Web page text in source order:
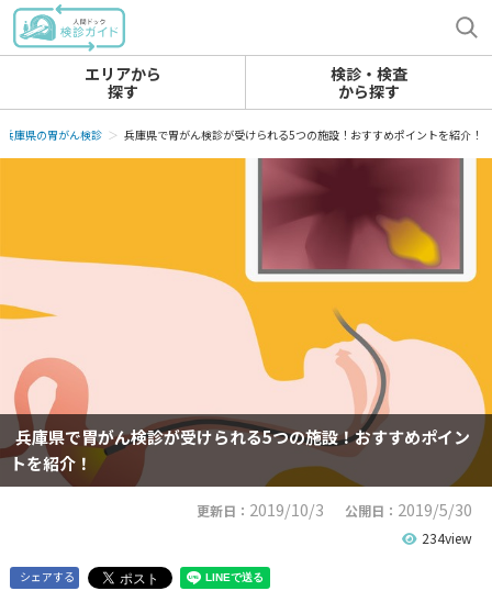
エリアから
探す
検診・検査
から探す
兵庫県の胃がん検診 兵庫県で胃がん検診が受けられる5つの施設！おすすめポイントを紹介！
兵庫県で胃がん検診が受けられる5つの施設！おすすめポイン
トを紹介！
更新日： 2019/10/3 公開日： 2019/5/30
234view
シェアする